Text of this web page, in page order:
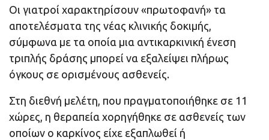
Οι γιατροί χαρακτηρίσουν «πρωτοφανή» τα
αποτελέσματα της νέας κλινικής δοκιμής,
σύμφωνα με τα οποία μια αντικαρκινική ένεση
τριπλής δράσης μπορεί να εξαλείψει πλήρως
όγκους σε ορισμένους ασθενείς.
Στη διεθνή μελέτη, που πραγματοποιήθηκε σε 11
χώρες, η θεραπεία χορηγήθηκε σε ασθενείς των
οποίων ο καρκίνος είχε εξαπλωθεί ή